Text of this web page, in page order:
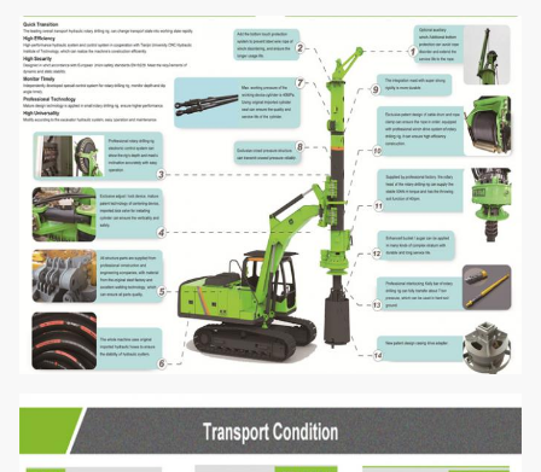
Force auxiliaire de
traction de treuil
kN
Vitesse auxiliaire
de treuil
m/min 38
Course maximale
de cylindre
millimètre 1100
Râtelage de côté
de mât
° ±6
Mâtez le râtelage
Pression de
MPA 34,3